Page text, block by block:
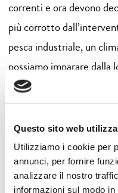
Questo sito web
Utilizziamo i cookie per
annunci, per fornire
analizzare il nostro
informazioni sul modo
correnti e ora devono
più corrotto
pesca industriale, un
possiamo imparare dalla
capacità di orientarsi in
storia naturale alle
ricerca del senso di